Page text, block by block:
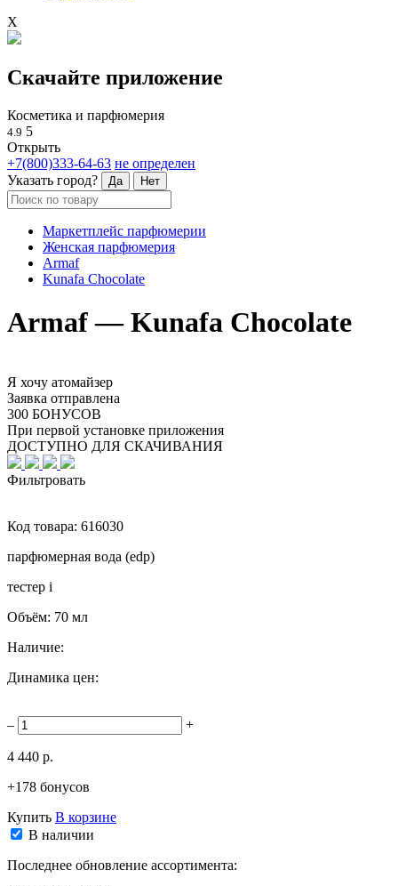
X
Скачайте приложение
Косметика и парфюмерия
4.9 5
Открыть
+7(800)333-64-63 не определен
Указать город?
Да Нет
Маркетплейс парфюмерии
Женская парфюмерия
Armaf
Kunafa Chocolate
Armaf — Kunafa Chocolate
Я хочу атомайзер
Заявка отправлена
300 БОНУСОВ
При первой установке приложения
ДОСТУПНО ДЛЯ СКАЧИВАНИЯ
Фильтровать
Код товара: 616030
парфюмерная вода (edp)
тестер i
Объём: 70 мл
Наличие:
Динамика цен:
– +
4 440 р.
+178 бонусов
Купить В корзине
В наличии
Последнее обновление ассортимента: